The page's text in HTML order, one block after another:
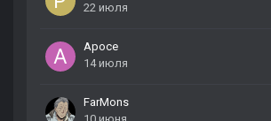
22 июля
Apoce
14 июля
FarMons